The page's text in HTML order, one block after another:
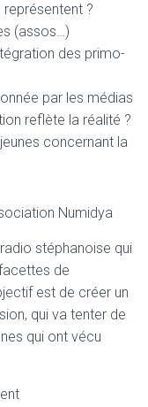
représentent ?
(assos…)
des primo-
par les médias
reflète la réalité ?
concernant la
Numidya
stéphanoise qui
de
est de créer un
qui va tenter de
qui ont vécu